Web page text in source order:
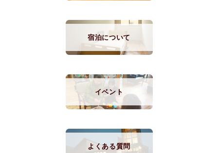
宿泊について
イベント
よくある質問